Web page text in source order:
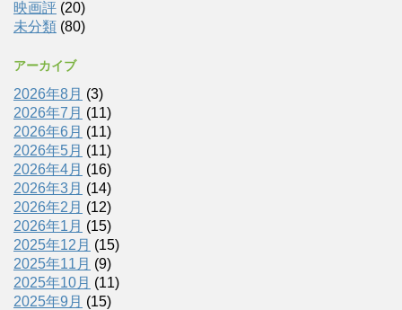
映画評 (20)
未分類 (80)
アーカイブ
2026年8月 (3)
2026年7月 (11)
2026年6月 (11)
2026年5月 (11)
2026年4月 (16)
2026年3月 (14)
2026年2月 (12)
2026年1月 (15)
2025年12月 (15)
2025年11月 (9)
2025年10月 (11)
2025年9月 (15)